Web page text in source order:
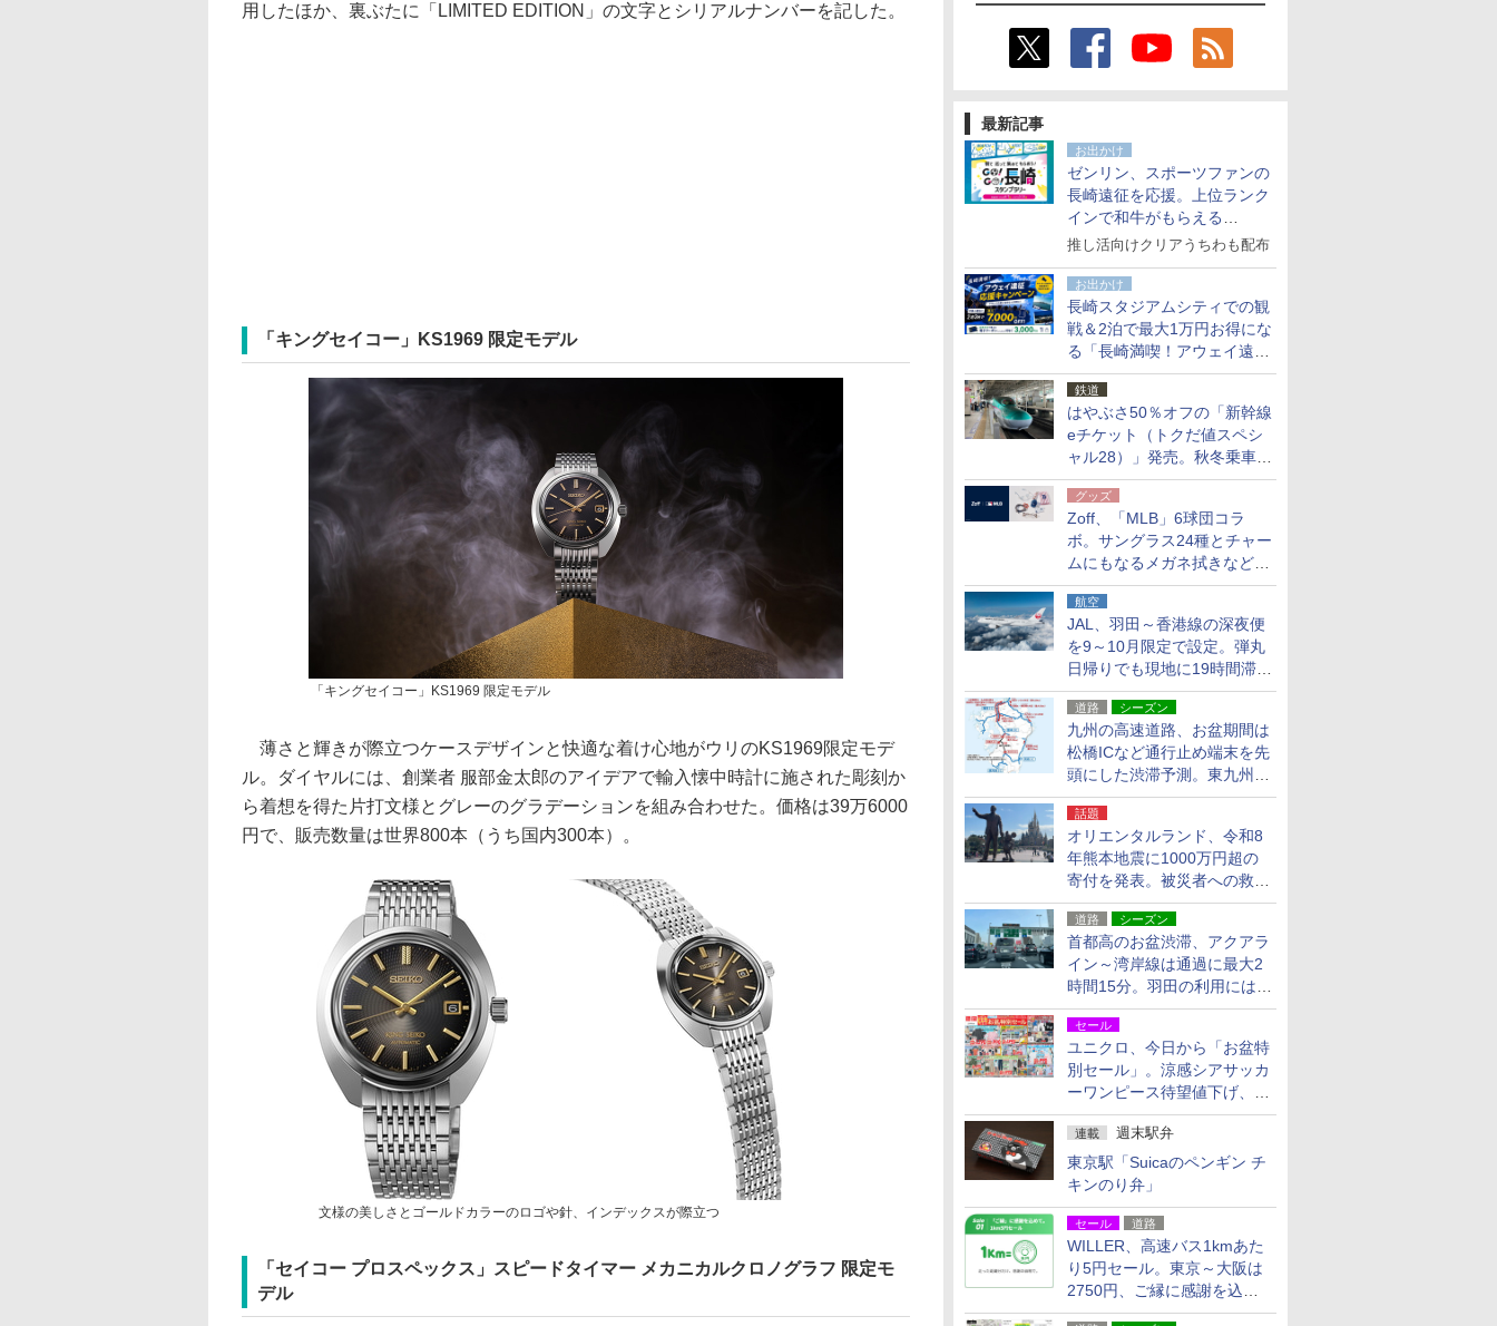
最新記事
お出かけ
ゼンリン、スポーツファンの
長崎遠征を応援。上位ランク
インで和牛がもらえる
「GO！GO！長崎スタンプラ
推し活向けクリアうちわも配布
お出かけ
長崎スタジアムシティでの観
戦＆2泊で最大1万円お得にな
る「長崎満喫！アウェイ遠征
応援キャンペーン」
鉄道
はやぶさ50％オフの「新幹線
eチケット（トクだ値スペシ
ャル28）」発売。秋冬乗車
分、えきねっと限定
グッズ
Zoff、「MLB」6球団コラ
ボ。サングラス24種とチャー
ムにもなるメガネ拭きなど雑
貨24種
航空
JAL、羽田～香港線の深夜便
を9～10月限定で設定。弾丸
日帰りでも現地に19時間滞在
できる
道路 シーズン
九州の高速道路、お盆期間は
松橋ICなど通行止め端末を先
頭にした渋滞予測。東九州道
への迂回は料金調整を実施
話題
オリエンタルランド、令和8
年熊本地震に1000万円超の
寄付を発表。被災者への救援
活動・復旧支援
道路 シーズン
首都高のお盆渋滞、アクアラ
イン～湾岸線は通過に最大2
時間15分。羽田の利用には
「空港西出口」の利用検討を
セール
ユニクロ、今日から「お盆特
別セール」。涼感シアサッカ
ーワンピース待望値下げ、撥
水ギアショーツは1990円に
連載 週末駅弁
東京駅「Suicaのペンギン チ
キンのり弁」
セール 道路
WILLER、高速バス1kmあた
り5円セール。東京～大阪は
2750円、ご縁に感謝を込め
た20周年記念キャンペーン
用したほか、裏ぶたに「LIMITED EDITION」の文字とシリアルナンバーを記した。
「キングセイコー」KS1969 限定モデル
「キングセイコー」KS1969 限定モデル
薄さと輝きが際立つケースデザインと快適な着け心地がウリのKS1969限定モデ
ル。ダイヤルには、創業者 服部金太郎のアイデアで輸入懐中時計に施された彫刻か
ら着想を得た片打文様とグレーのグラデーションを組み合わせた。価格は39万6000
円で、販売数量は世界800本（うち国内300本）。
文様の美しさとゴールドカラーのロゴや針、インデックスが際立つ
「セイコー プロスペックス」スピードタイマー メカニカルクロノグラフ 限定モ
デル